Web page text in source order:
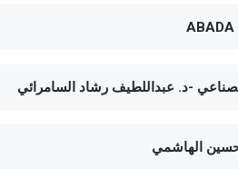
-د. عبداللطيف رشاد السامرائي
الهاشمي